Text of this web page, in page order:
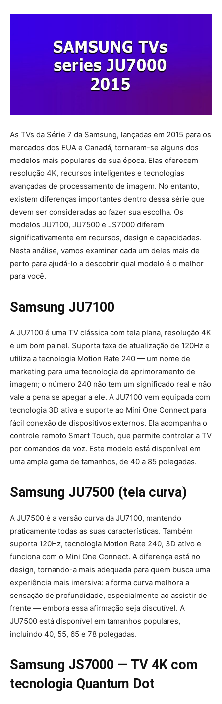
As TVs da Série 7 da Samsung, lançadas em 2015 para os
mercados dos EUA e Canadá, tornaram-se alguns dos
modelos mais populares de sua época. Elas oferecem
resolução 4K, recursos inteligentes e tecnologias
avançadas de processamento de imagem. No entanto,
existem diferenças importantes dentro dessa série que
devem ser consideradas ao fazer sua escolha. Os
modelos JU7100, JU7500 e JS7000 diferem
significativamente em recursos, design e capacidades.
Nesta análise, vamos examinar cada um deles mais de
perto para ajudá-lo a descobrir qual modelo é o melhor
para você.
Samsung JU7100
A JU7100 é uma TV clássica com tela plana, resolução 4K
e um bom painel. Suporta taxa de atualização de 120Hz e
utiliza a tecnologia Motion Rate 240 — um nome de
marketing para uma tecnologia de aprimoramento de
imagem; o número 240 não tem um significado real e não
vale a pena se apegar a ele. A JU7100 vem equipada com
tecnologia 3D ativa e suporte ao Mini One Connect para
fácil conexão de dispositivos externos. Ela acompanha o
controle remoto Smart Touch, que permite controlar a TV
por comandos de voz. Este modelo está disponível em
uma ampla gama de tamanhos, de 40 a 85 polegadas.
Samsung JU7500 (tela curva)
A JU7500 é a versão curva da JU7100, mantendo
praticamente todas as suas características. Também
suporta 120Hz, tecnologia Motion Rate 240, 3D ativo e
funciona com o Mini One Connect. A diferença está no
design, tornando-a mais adequada para quem busca uma
experiência mais imersiva: a forma curva melhora a
sensação de profundidade, especialmente ao assistir de
frente — embora essa afirmação seja discutível. A
JU7500 está disponível em tamanhos populares,
incluindo 40, 55, 65 e 78 polegadas.
Samsung JS7000 — TV 4K com
tecnologia Quantum Dot